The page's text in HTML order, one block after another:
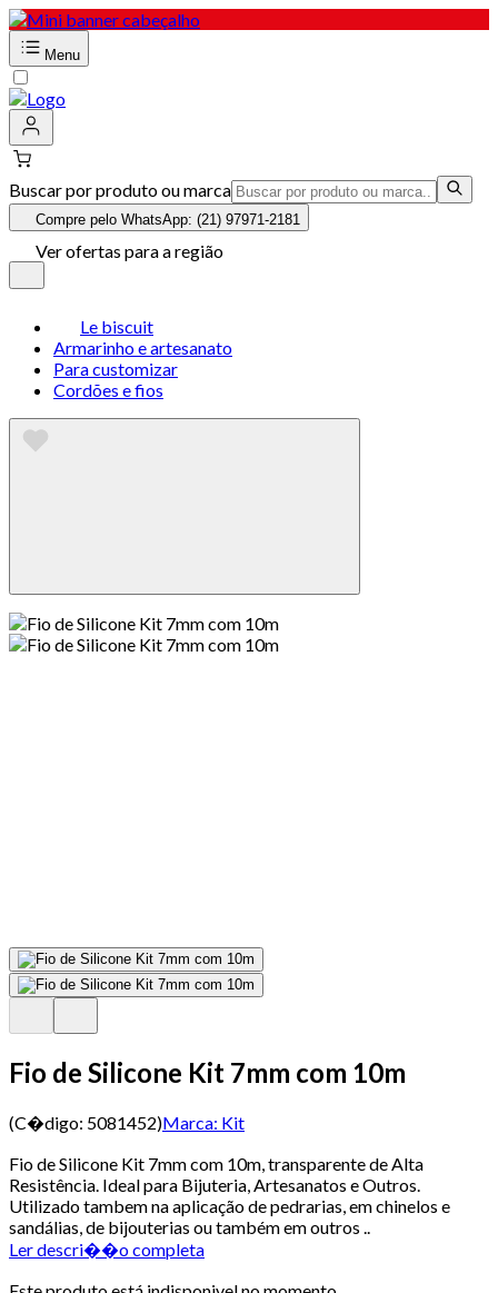
Menu
Buscar por produto ou marca
Compre pelo WhatsApp: (21) 97971-2181
Ver ofertas para a região
Le biscuit
Armarinho e artesanato
Para customizar
Cordões e fios
Fio de Silicone Kit 7mm com 10m
(C�digo: 5081452)Marca: Kit
Fio de Silicone Kit 7mm com 10m, transparente de Alta
Resistência. Ideal para Bijuteria, Artesanatos e Outros.
Utilizado tambem na aplicação de pedrarias, em chinelos e
sandálias, de bijouterias ou também em outros ..
Ler descri��o completa